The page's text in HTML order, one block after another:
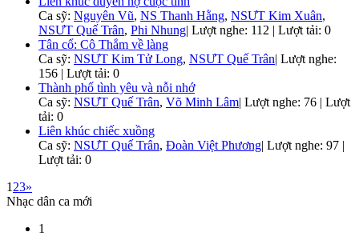
Ca sỹ: Nguyên Vũ, NS Thanh Hằng, NSƯT Kim Xuân,
NSƯT Quế Trân, Phi Nhung| Lượt nghe: 112 | Lượt tải: 0
Tân cổ: Cô Thắm về làng
Ca sỹ: NSƯT Kim Tử Long, NSƯT Quế Trân| Lượt nghe:
156 | Lượt tải: 0
Thành phố tình yêu và nỗi nhớ
Ca sỹ: NSƯT Quế Trân, Võ Minh Lâm| Lượt nghe: 76 | Lượt
tải: 0
Liên khúc chiếc xuồng
Ca sỹ: NSƯT Quế Trân, Đoàn Việt Phương| Lượt nghe: 97 |
Lượt tải: 0
1 23»
Nhạc dân ca mới
1